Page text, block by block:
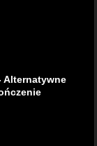
Alternatywne